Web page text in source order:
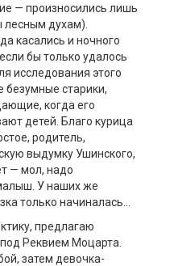
— произносились лишь
лесным духам).
касались и ночного
бы только удалось
исследования этого
безумные старики,
когда его
детей. Благо курица
родитель,
выдумку Ушинского,
— мол, надо
У наших же
только начиналась…
предлагаю
Реквием Моцарта.
затем девочка-